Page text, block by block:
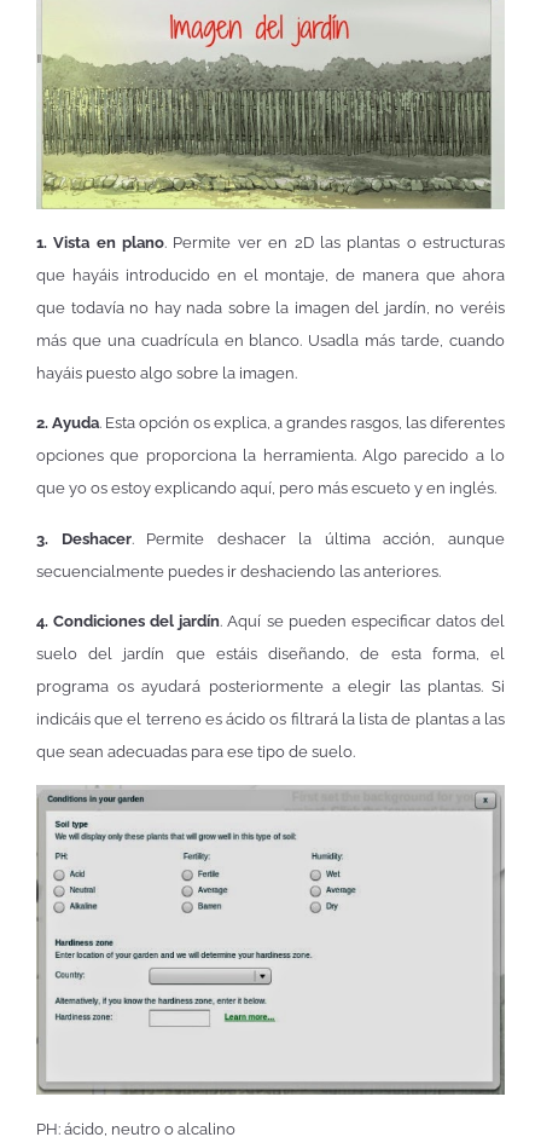
1. Vista en plano. Permite ver en 2D las plantas o estructuras
que hayáis introducido en el montaje, de manera que ahora
que todavía no hay nada sobre la imagen del jardín, no veréis
más que una cuadrícula en blanco. Usadla más tarde, cuando
hayáis puesto algo sobre la imagen.
2. Ayuda. Esta opción os explica, a grandes rasgos, las diferentes
opciones que proporciona la herramienta. Algo parecido a lo
que yo os estoy explicando aquí, pero más escueto y en inglés.
3. Deshacer. Permite deshacer la última acción, aunque
secuencialmente puedes ir deshaciendo las anteriores.
4. Condiciones del jardín. Aquí se pueden especificar datos del
suelo del jardín que estáis diseñando, de esta forma, el
programa os ayudará posteriormente a elegir las plantas. Si
indicáis que el terreno es ácido os filtrará la lista de plantas a las
que sean adecuadas para ese tipo de suelo.
PH: ácido, neutro o alcalino